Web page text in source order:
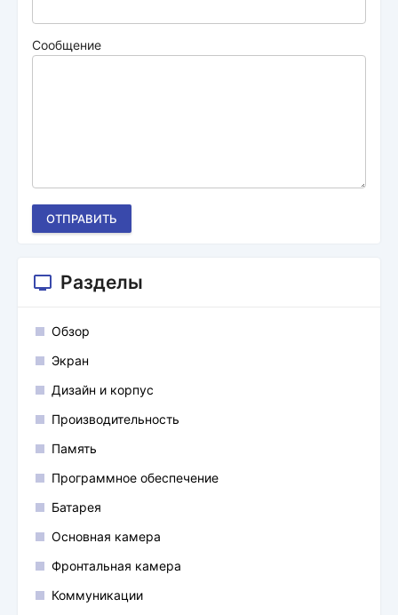
Сообщение
ОТПРАВИТЬ
Разделы
Обзор
Экран
Дизайн и корпус
Производительность
Память
Программное обеспечение
Батарея
Основная камера
Фронтальная камера
Коммуникации